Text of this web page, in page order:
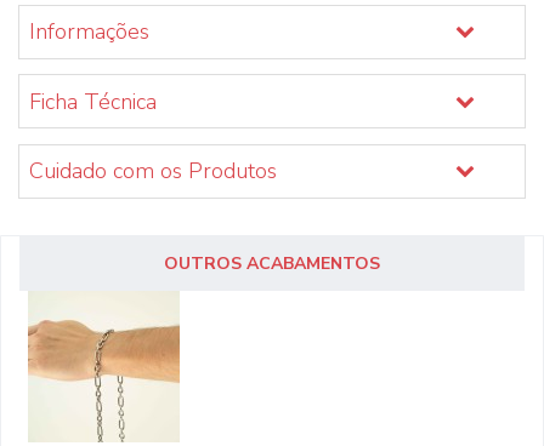
Informações
Ficha Técnica
Cuidado com os Produtos
OUTROS ACABAMENTOS